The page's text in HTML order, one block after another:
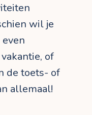
wil je
of
de toets- of
allemaal!